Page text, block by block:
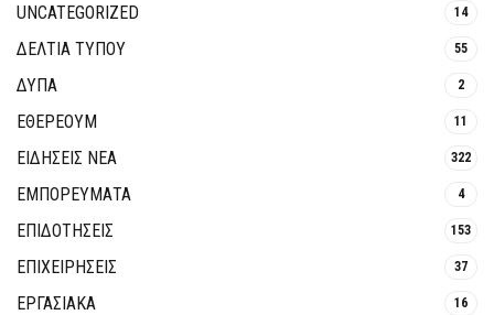
UNCATEGORIZED 14
ΔΕΛΤΙΑ ΤΥΠΟΥ 55
ΔΥΠΑ 2
ΕΘΈΡΕΟΥΜ 11
ΕΙΔΗΣΕΙΣ ΝΕΑ 322
ΕΜΠΟΡΕΥΜΑΤΑ 4
ΕΠΙΔΟΤΗΣΕΙΣ 153
ΕΠΙΧΕΙΡΗΣΕΙΣ 37
ΕΡΓΑΣΙΑΚΑ 16